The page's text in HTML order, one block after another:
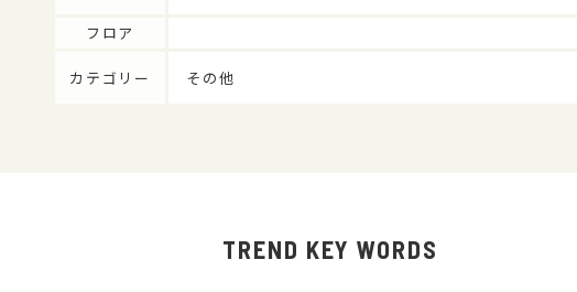
フロア
カテゴリー その他
TREND KEY WORDS